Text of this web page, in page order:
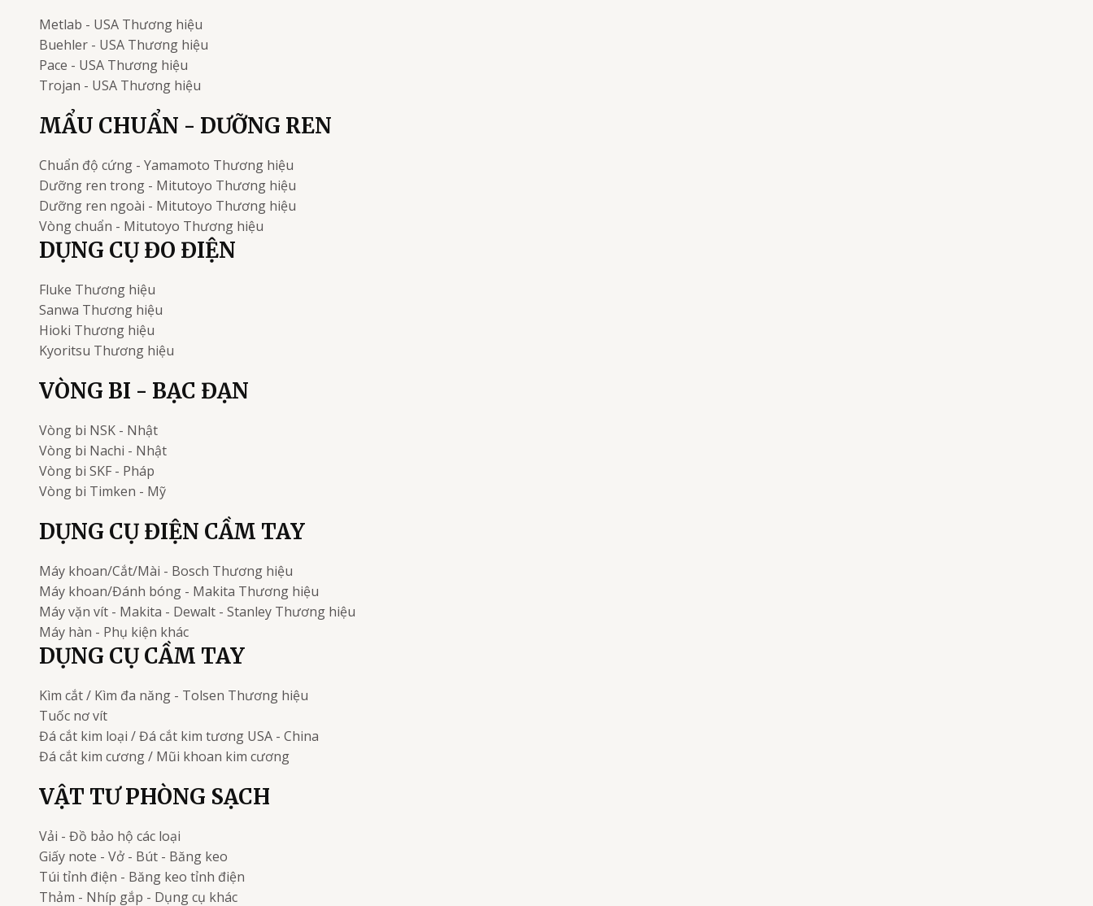
Metlab - USA Thương hiệu
Buehler - USA Thương hiệu
Pace - USA Thương hiệu
Trojan - USA Thương hiệu
MẨU CHUẨN - DƯỠNG REN
Chuẩn độ cứng - Yamamoto Thương hiệu
Dưỡng ren trong - Mitutoyo Thương hiệu
Dưỡng ren ngoài - Mitutoyo Thương hiệu
Vòng chuẩn - Mitutoyo Thương hiệu
DỤNG CỤ ĐO ĐIỆN
Fluke Thương hiệu
Sanwa Thương hiệu
Hioki Thương hiệu
Kyoritsu Thương hiệu
VÒNG BI - BẠC ĐẠN
Vòng bi NSK - Nhật
Vòng bi Nachi - Nhật
Vòng bi SKF - Pháp
Vòng bi Timken - Mỹ
DỤNG CỤ ĐIỆN CẦM TAY
Máy khoan/Cắt/Mài - Bosch Thương hiệu
Máy khoan/Đánh bóng - Makita Thương hiệu
Máy vặn vít - Makita - Dewalt - Stanley Thương hiệu
Máy hàn - Phụ kiện khác
DỤNG CỤ CẦM TAY
Kìm cắt / Kìm đa năng - Tolsen Thương hiệu
Tuốc nơ vít
Đá cắt kim loại / Đá cắt kim tương USA - China
Đá cắt kim cương / Mũi khoan kim cương
VẬT TƯ PHÒNG SẠCH
Vải - Đồ bảo hộ các loại
Giấy note - Vở - Bút - Băng keo
Túi tỉnh điện - Băng keo tỉnh điện
Thảm - Nhíp gắp - Dụng cụ khác